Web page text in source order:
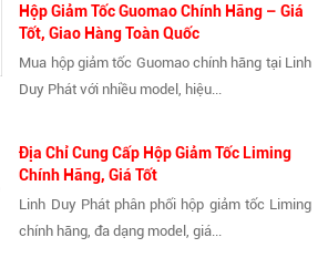
Hộp Giảm Tốc Guomao Chính Hãng – Giá
Tốt, Giao Hàng Toàn Quốc
Mua hộp giảm tốc Guomao chính hãng tại Linh
Duy Phát với nhiều model, hiệu...
Địa Chỉ Cung Cấp Hộp Giảm Tốc Liming
Chính Hãng, Giá Tốt
Linh Duy Phát phân phối hộp giảm tốc Liming
chính hãng, đa dạng model, giá...